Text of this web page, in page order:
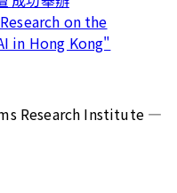
on the
in Hong Kong"
Research Institute —